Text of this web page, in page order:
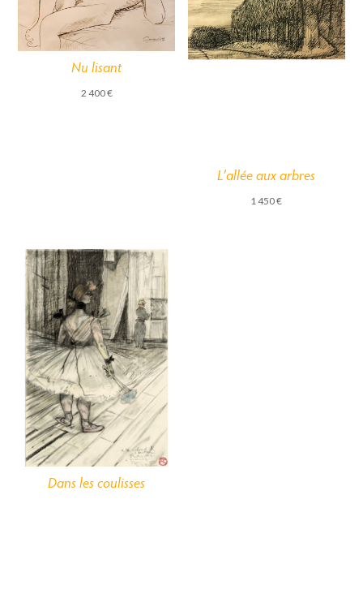
Nu lisant
2 400€
L’allée aux arbres
1 450€
Dans les coulisses